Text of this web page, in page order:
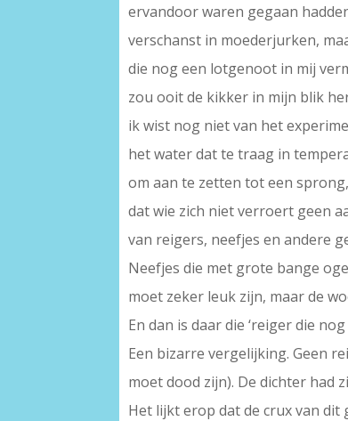
ervandoor waren gegaan
verschanst in moederjurken,
die nog een lotgenoot in mij
zou ooit de kikker in mijn blik
ik wist nog niet van het
het water dat te traag in
om aan te zetten tot een
dat wie zich niet verroert geen
van reigers, neefjes en andere
Neefjes die met grote bange
moet zeker leuk zijn, maar de
En dan is daar die ‘reiger die
Een bizarre vergelijking. Geen
moet dood zijn). De dichter had
Het lijkt erop dat de crux van